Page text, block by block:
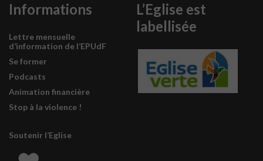
Informations
Lettre mensuelle
d’information de l’EPUdF
Se former
Podcasts
Animation financière
Stop à la violence !
Soutenir l’Eglise
L’Eglise est
labellisée